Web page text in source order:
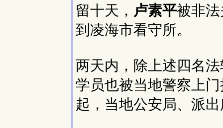
留十天， 卢素平被非
到凌海市看守所。
两天内，除上述四名
学员也被当地警察上
起，当地公安局、派